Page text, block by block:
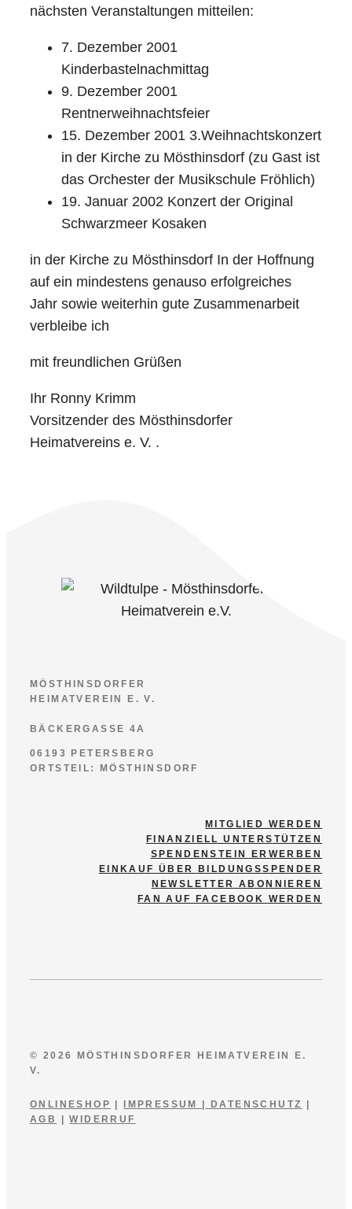
nächsten Veranstaltungen mitteilen:
7. Dezember 2001
Kinderbastelnachmittag
9. Dezember 2001
Rentnerweihnachtsfeier
15. Dezember 2001 3.Weihnachtskonzert
in der Kirche zu Mösthinsdorf (zu Gast ist
das Orchester der Musikschule Fröhlich)
19. Januar 2002 Konzert der Original
Schwarzmeer Kosaken
in der Kirche zu Mösthinsdorf In der Hoffnung
auf ein mindestens genauso erfolgreiches
Jahr sowie weiterhin gute Zusammenarbeit
verbleibe ich
mit freundlichen Grüßen
Ihr Ronny Krimm
Vorsitzender des Mösthinsdorfer
Heimatvereins e. V. .
MÖSTHINSDORFER
HEIMATVEREIN E. V.
BÄCKERGASSE 4A
06193 PETERSBERG
ORTSTEIL: MÖSTHINSDORF
MITGLIED WERDEN
FINANZIELL UNTERSTÜTZEN
SPENDENSTEIN ERWERBEN
EINKAUF ÜBER BILDUNGSSPENDER
NEWSLETTER ABONNIEREN
FAN AUF FACEBOOK WERDEN
© 2026 MÖSTHINSDORFER HEIMATVEREIN E.
V.
ONLINESHOP |IMPRESSUM |DATENSCHUTZ
|
AGB
|WIDERRUF